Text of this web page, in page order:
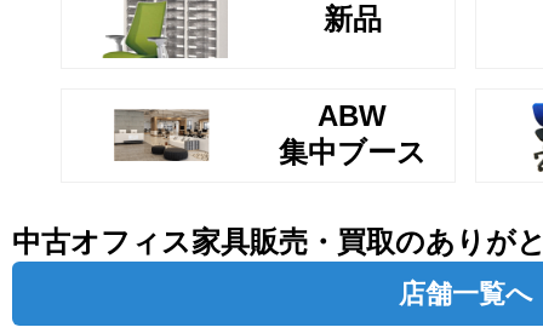
新品
ABW
集中ブース
中古オフィス家具販売・買取のありが
店舗一覧へ